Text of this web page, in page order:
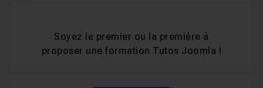
Soyez le premier ou la première à
proposer une formation Tutos Joomla !